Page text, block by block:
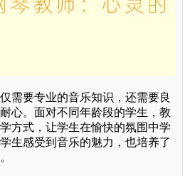
需要专业的音乐知识，还需要良
心。面对不同年龄段的学生，教
方式，让学生在愉快的氛围中学
生感受到音乐的魅力，也培养了